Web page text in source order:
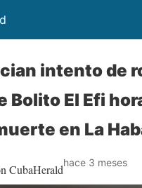
intento de
Bolito El Efi
en La
CubaHeraldhace 3 meses